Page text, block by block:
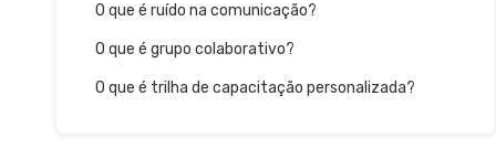
O que é ruído na comunicação?
O que é grupo colaborativo?
O que é trilha de capacitação personalizada?